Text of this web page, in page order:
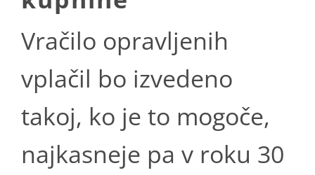
Vračilo opravljenih
vplačil bo izvedeno
takoj, ko je to mogoče,
najkasneje pa v roku 30